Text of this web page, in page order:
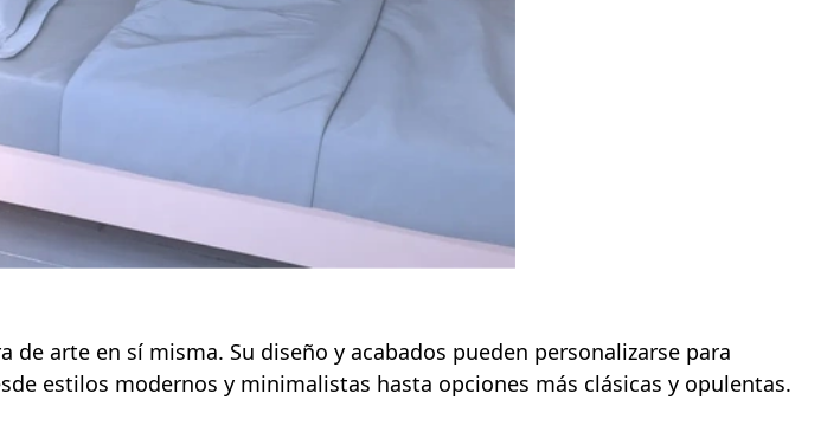
de arte en sí misma. Su diseño y acabados pueden personalizarse para
estilos modernos y minimalistas hasta opciones más clásicas y opulentas.